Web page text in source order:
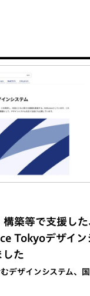
築等で支援した
Tokyoデザイン
した
デザインシステム、